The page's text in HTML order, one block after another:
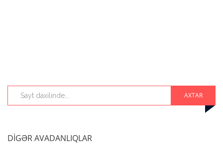
AXTAR
DIGƏR AVADANLIQLAR